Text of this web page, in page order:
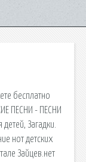
бесплатно
ПЕСНИ - ПЕСНИ
Загадки.
нот детских
Зайцев.нет